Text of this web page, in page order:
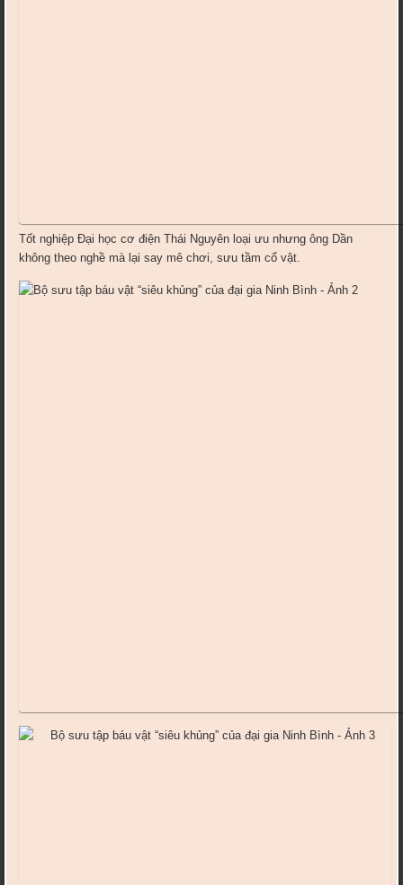
Tốt nghiệp Đại học cơ điện Thái Nguyên loại ưu nhưng ông Dần
không theo nghề mà lại say mê chơi, sưu tầm cổ vật.